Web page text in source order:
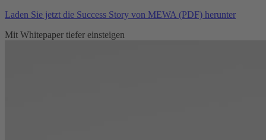
Laden Sie jetzt die Success Story von MEWA (PDF) herunter
Mit Whitepaper tiefer einsteigen